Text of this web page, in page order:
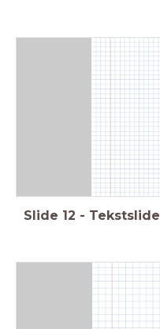
Slide 12 - Tekstslide